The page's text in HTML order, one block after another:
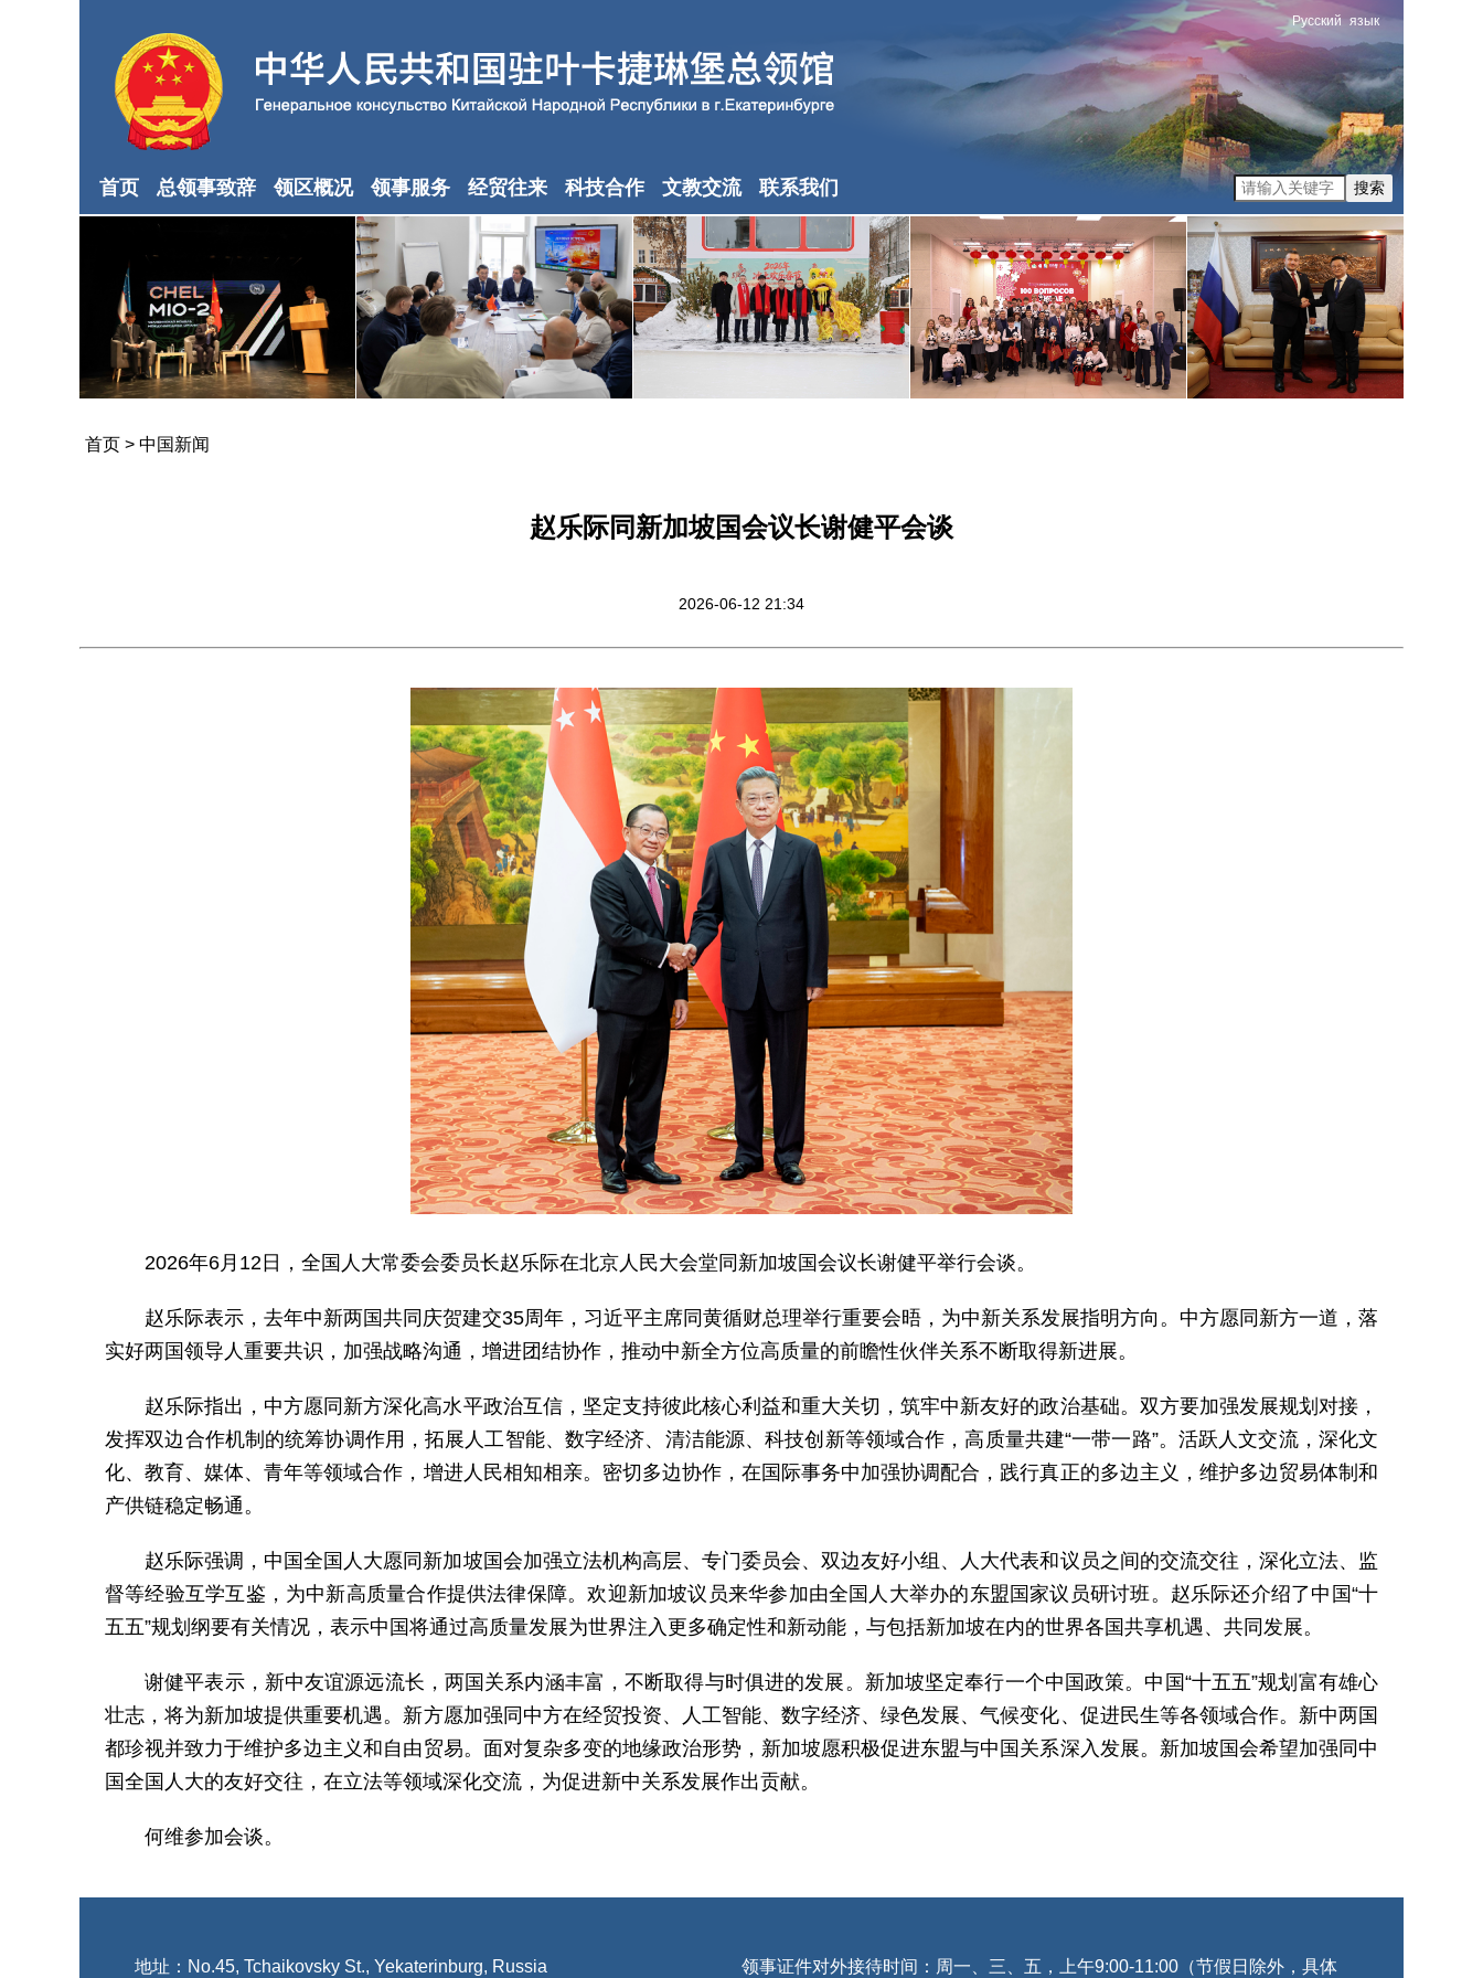
Русский язык
首页 总领事致辞 领区概况 领事服务 经贸往来 科技合作 文教交流 联系我们 搜索
首页 > 中国新闻
赵乐际同新加坡国会议长谢健平会谈
2026-06-12 21:34
2026年6月12日，全国人大常委会委员长赵乐际在北京人民大会堂同新加坡国会议长谢健平举行会谈。
赵乐际表示，去年中新两国共同庆贺建交35周年，习近平主席同黄循财总理举行重要会晤，为中新关系发展指明方向。中方愿同新方一道，落
实好两国领导人重要共识，加强战略沟通，增进团结协作，推动中新全方位高质量的前瞻性伙伴关系不断取得新进展。
赵乐际指出，中方愿同新方深化高水平政治互信，坚定支持彼此核心利益和重大关切，筑牢中新友好的政治基础。双方要加强发展规划对接，
发挥双边合作机制的统筹协调作用，拓展人工智能、数字经济、清洁能源、科技创新等领域合作，高质量共建“一带一路”。活跃人文交流，深化文
化、教育、媒体、青年等领域合作，增进人民相知相亲。密切多边协作，在国际事务中加强协调配合，践行真正的多边主义，维护多边贸易体制和
产供链稳定畅通。
赵乐际强调，中国全国人大愿同新加坡国会加强立法机构高层、专门委员会、双边友好小组、人大代表和议员之间的交流交往，深化立法、监
督等经验互学互鉴，为中新高质量合作提供法律保障。欢迎新加坡议员来华参加由全国人大举办的东盟国家议员研讨班。赵乐际还介绍了中国“十
五五”规划纲要有关情况，表示中国将通过高质量发展为世界注入更多确定性和新动能，与包括新加坡在内的世界各国共享机遇、共同发展。
谢健平表示，新中友谊源远流长，两国关系内涵丰富，不断取得与时俱进的发展。新加坡坚定奉行一个中国政策。中国“十五五”规划富有雄心
壮志，将为新加坡提供重要机遇。新方愿加强同中方在经贸投资、人工智能、数字经济、绿色发展、气候变化、促进民生等各领域合作。新中两国
都珍视并致力于维护多边主义和自由贸易。面对复杂多变的地缘政治形势，新加坡愿积极促进东盟与中国关系深入发展。新加坡国会希望加强同中
国全国人大的友好交往，在立法等领域深化交流，为促进新中关系发展作出贡献。
何维参加会谈。
地址：No.45, Tchaikovsky St., Yekaterinburg, Russia 领事证件对外接待时间：周一、三、五，上午9:00-11:00（节假日除外，具体